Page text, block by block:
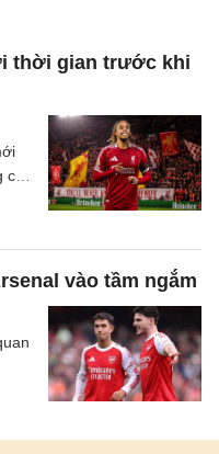
thời gian trước khi
vào tầm ngắm